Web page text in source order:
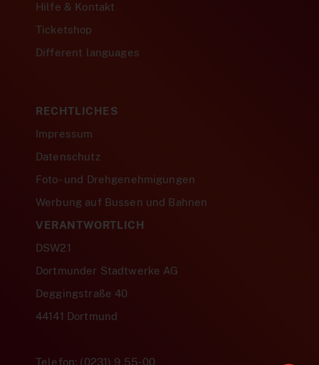
Hilfe & Kontakt
Ticketshop
Different languages
RECHTLICHES
Impressum
Datenschutz
Foto- und Drehgenehmigungen
Werbung auf Bussen und Bahnen
VERANTWORTLICH
DSW21
Dortmunder Stadtwerke AG
Deggingstraße 40
44141 Dortmund
Telefon: (0231) 9 55-00